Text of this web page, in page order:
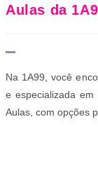
Aulas da
Na 1A99, você
e especializada
Aulas, com opções